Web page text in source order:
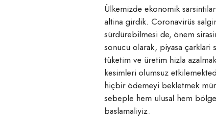
Ülkemizde ekonomik
altina girdik. Coronavirüs
sürdürebilmesi de, önem
sonucu olarak, piyasa çarklari
tüketim ve üretim hizla
kesimleri olumsuz
hiçbir ödemeyi bekletmek
sebeple hem ulusal hem
baslamaliyiz.